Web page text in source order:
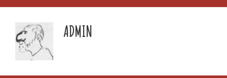
ADMIN